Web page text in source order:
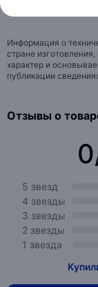
Информация о
стране
характер и
публикации
Отзывы о
5 звезд
4 звезды
3 звезды
2 звезды
1 звезда